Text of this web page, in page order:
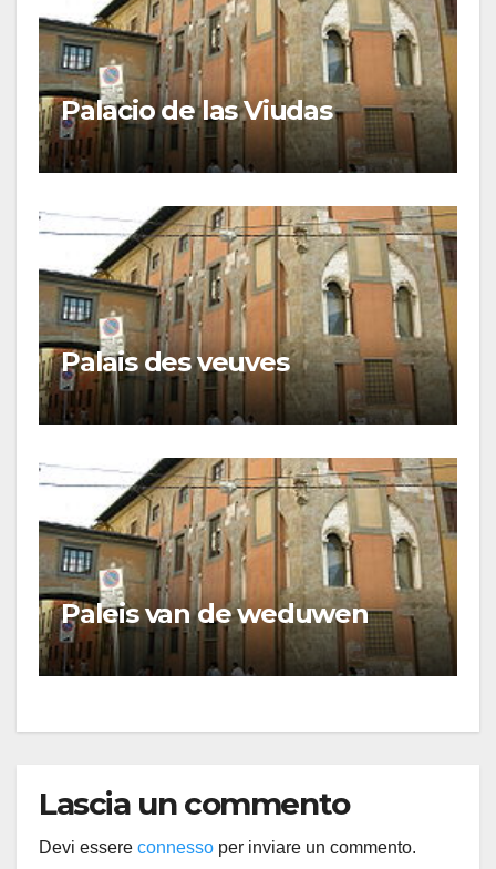
Palacio de las Viudas
Palais des veuves
Paleis van de weduwen
Lascia un commento
Devi essere connesso per inviare un commento.